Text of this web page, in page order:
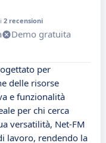
2 recensioni
Demo gratuita
per
delle risorse
e funzionalità
per chi cerca
versatilità, Net-FM
lavoro, rendendo la